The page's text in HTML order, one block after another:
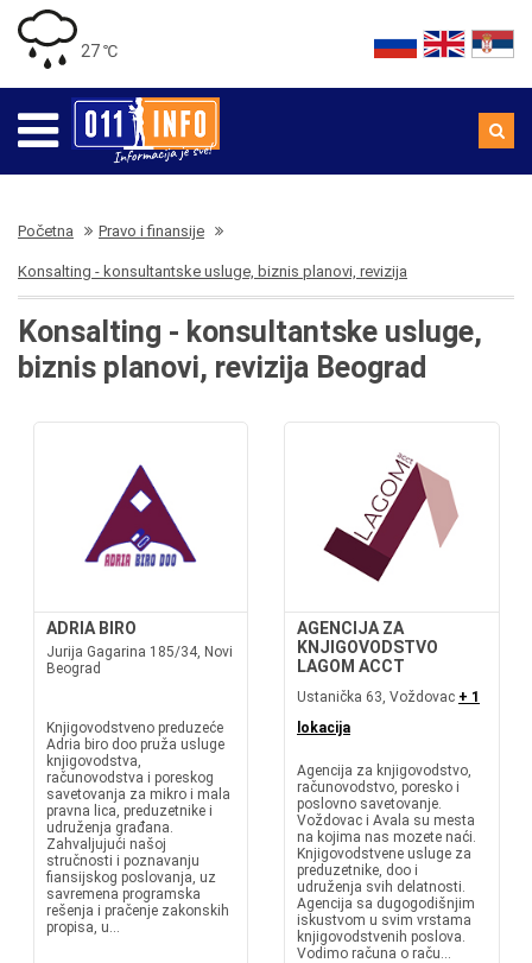
27 ℃
Početna Pravo i finansije
Konsalting - konsultantske usluge, biznis planovi, revizija
Konsalting - konsultantske usluge,
biznis planovi, revizija Beograd
ADRIA BIRO
Jurija Gagarina 185/34, Novi
Beograd
Knjigovodstveno preduzeće
Adria biro doo pruža usluge
knjigovodstva,
računovodstva i poreskog
savetovanja za mikro i mala
pravna lica, preduzetnike i
udruženja građana.
Zahvaljujući našoj
stručnosti i poznavanju
fiansijskog poslovanja, uz
savremena programska
rešenja i pračenje zakonskih
propisa, u...
AGENCIJA ZA
KNJIGOVODSTVO
LAGOM ACCT
Ustanička 63, Voždovac + 1
lokacija
Agencija za knjigovodstvo,
računovodstvo, poresko i
poslovno savetovanje.
Voždovac i Avala su mesta
na kojima nas mozete naći.
Knjigovodstvene usluge za
preduzetnike, doo i
udruženja svih delatnosti.
Agencija sa dugogodišnjim
iskustvom u svim vrstama
knjigovodstvenih poslova.
Vodimo računa o raču...